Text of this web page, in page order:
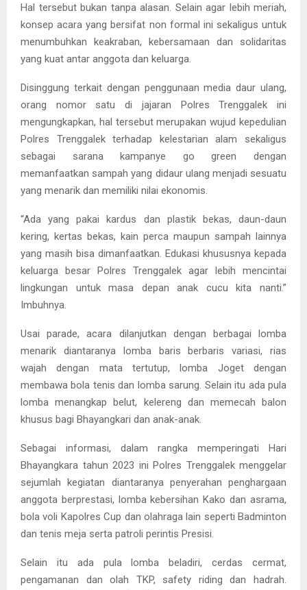
Hal tersebut bukan tanpa alasan. Selain agar lebih meriah,
konsep acara yang bersifat non formal ini sekaligus untuk
menumbuhkan keakraban, kebersamaan dan solidaritas
yang kuat antar anggota dan keluarga.
Disinggung terkait dengan penggunaan media daur ulang,
orang nomor satu di jajaran Polres Trenggalek ini
mengungkapkan, hal tersebut merupakan wujud kepedulian
Polres Trenggalek terhadap kelestarian alam sekaligus
sebagai sarana kampanye go green dengan
memanfaatkan sampah yang didaur ulang menjadi sesuatu
yang menarik dan memiliki nilai ekonomis.
“Ada yang pakai kardus dan plastik bekas, daun-daun
kering, kertas bekas, kain perca maupun sampah lainnya
yang masih bisa dimanfaatkan. Edukasi khususnya kepada
keluarga besar Polres Trenggalek agar lebih mencintai
lingkungan untuk masa depan anak cucu kita nanti.”
Imbuhnya.
Usai parade, acara dilanjutkan dengan berbagai lomba
menarik diantaranya lomba baris berbaris variasi, rias
wajah dengan mata tertutup, lomba Joget dengan
membawa bola tenis dan lomba sarung. Selain itu ada pula
lomba menangkap belut, kelereng dan memecah balon
khusus bagi Bhayangkari dan anak-anak.
Sebagai informasi, dalam rangka memperingati Hari
Bhayangkara tahun 2023 ini Polres Trenggalek menggelar
sejumlah kegiatan diantaranya penyerahan penghargaan
anggota berprestasi, lomba kebersihan Kako dan asrama,
bola voli Kapolres Cup dan olahraga lain seperti Badminton
dan tenis meja serta patroli perintis Presisi.
Selain itu ada pula lomba beladiri, cerdas cermat,
pengamanan dan olah TKP, safety riding dan hadrah.